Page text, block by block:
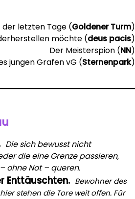
der letzten Tage (Goldener Turm)
möchte (deus pacis)
Der Meisterspion (NN)
jungen Grafen vG (Sternenpark)
Die sich bewusst nicht
die eine Grenze passieren,
ohne Not – queren.
Enttäuschten. Bewohner des
stehen die Tore weit offen. Für